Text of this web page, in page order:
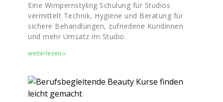
Eine Wimpernstyling Schulung für Studios
vermittelt Technik, Hygiene und Beratung für
sichere Behandlungen, zufriedene Kundinnen
und mehr Umsatz im Studio.
weiterlesen »